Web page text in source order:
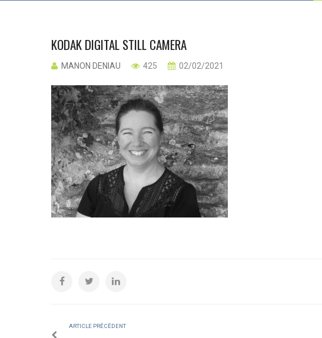
KODAK DIGITAL STILL CAMERA
MANON DENIAU 425 02/02/2021
ARTICLE PRÉCÉDENT